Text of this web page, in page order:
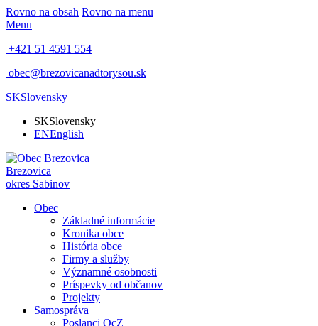
Rovno na obsah Rovno na menu
Menu
+421 51 4591 554
obec@brezovicanadtorysou.sk
SKSlovensky
SKSlovensky
ENEnglish
Brezovica
okres Sabinov
Obec
Základné informácie
Kronika obce
História obce
Firmy a služby
Významné osobnosti
Príspevky od občanov
Projekty
Samospráva
Poslanci OcZ